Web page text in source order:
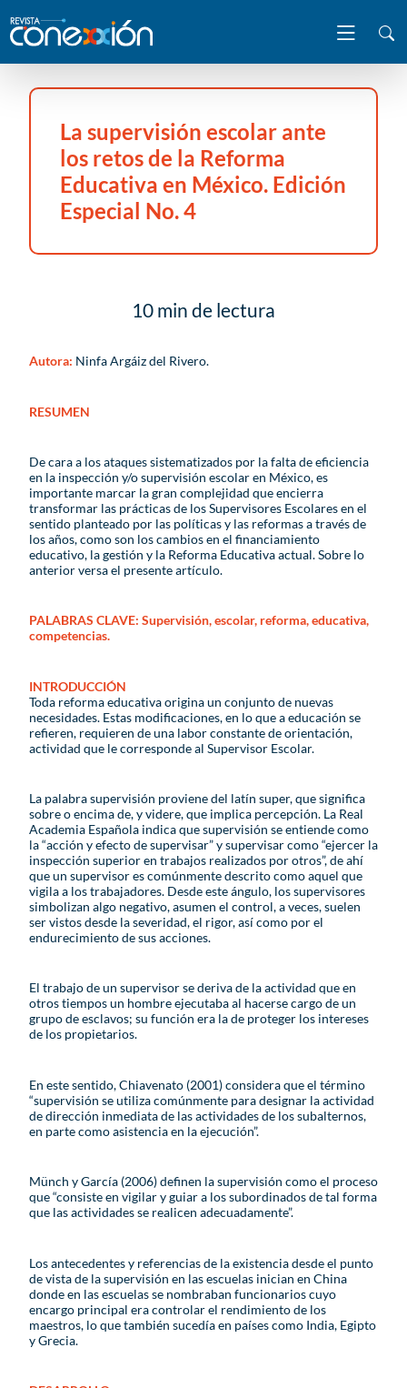
La supervisión escolar ante
los retos de la Reforma
Educativa en México. Edición
Especial No. 4
10 min de lectura
Autora: Ninfa Argáiz del Rivero.
RESUMEN
De cara a los ataques sistematizados por la falta de eficiencia
en la inspección y/o supervisión escolar en México, es
importante marcar la gran complejidad que encierra
transformar las prácticas de los Supervisores Escolares en el
sentido planteado por las políticas y las reformas a través de
los años, como son los cambios en el financiamiento
educativo, la gestión y la Reforma Educativa actual. Sobre lo
anterior versa el presente artículo.
PALABRAS CLAVE: Supervisión, escolar, reforma, educativa,
competencias.
INTRODUCCIÓN
Toda reforma educativa origina un conjunto de nuevas
necesidades. Estas modificaciones, en lo que a educación se
refieren, requieren de una labor constante de orientación,
actividad que le corresponde al Supervisor Escolar.
La palabra supervisión proviene del latín super, que significa
sobre o encima de, y videre, que implica percepción. La Real
Academia Española indica que supervisión se entiende como
la “acción y efecto de supervisar” y supervisar como “ejercer la
inspección superior en trabajos realizados por otros”, de ahí
que un supervisor es comúnmente descrito como aquel que
vigila a los trabajadores. Desde este ángulo, los supervisores
simbolizan algo negativo, asumen el control, a veces, suelen
ser vistos desde la severidad, el rigor, así como por el
endurecimiento de sus acciones.
El trabajo de un supervisor se deriva de la actividad que en
otros tiempos un hombre ejecutaba al hacerse cargo de un
grupo de esclavos; su función era la de proteger los intereses
de los propietarios.
En este sentido, Chiavenato (2001) considera que el término
“supervisión se utiliza comúnmente para designar la actividad
de dirección inmediata de las actividades de los subalternos,
en parte como asistencia en la ejecución”.
Münch y García (2006) definen la supervisión como el proceso
que “consiste en vigilar y guiar a los subordinados de tal forma
que las actividades se realicen adecuadamente”.
Los antecedentes y referencias de la existencia desde el punto
de vista de la supervisión en las escuelas inician en China
donde en las escuelas se nombraban funcionarios cuyo
encargo principal era controlar el rendimiento de los
maestros, lo que también sucedía en países como India, Egipto
y Grecia.